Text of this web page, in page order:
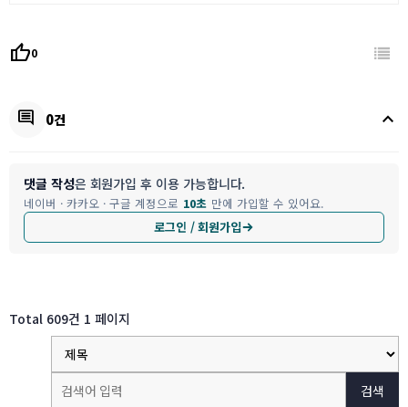
thumb_up0
comment 0건 keyboard_arrow_up
댓글 작성은 회원가입 후 이용 가능합니다.
네이버 · 카카오 · 구글 계정으로 10초 만에 가입할 수 있어요.
로그인 / 회원가입
Total 609건 1 페이지
검색